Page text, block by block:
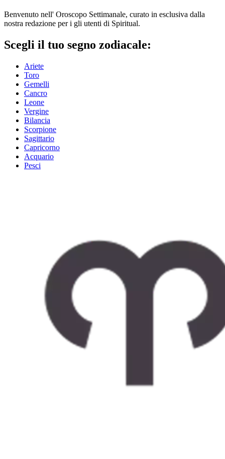
Benvenuto nell' Oroscopo Settimanale, curato in esclusiva dalla
nostra redazione per i gli utenti di Spiritual.
Scegli il tuo segno zodiacale:
Ariete
Toro
Gemelli
Cancro
Leone
Vergine
Bilancia
Scorpione
Sagittario
Capricorno
Acquario
Pesci